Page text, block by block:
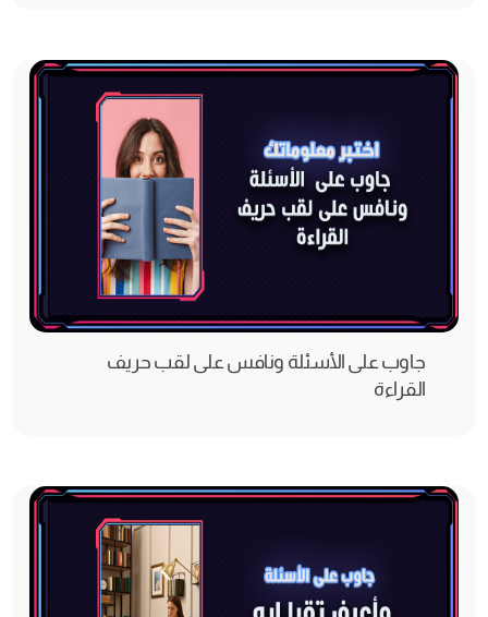
جاوب على الأسئلة ونافس على لقب حريف
القراءة